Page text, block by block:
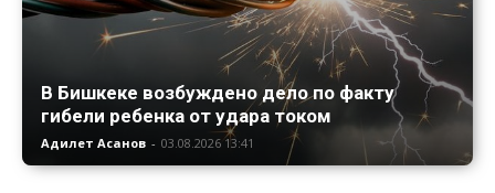
В Бишкеке возбуждено дело по факту
гибели ребенка от удара током
Адилет Асанов - 03.08.2026 13:41